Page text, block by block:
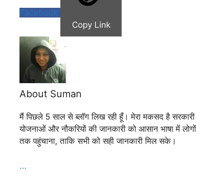
Facebook
Copy Link
About Suman
मैं पिछले 5 साल से ब्लॉग लिख रही हूँ। मेरा मकसद है सरकारी
योजनाओं और नौकरियों की जानकारी को आसान भाषा में लोगों
तक पहुंचाना, ताकि सभी को सही जानकारी मिल सके।
...